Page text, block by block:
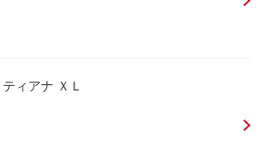
ティアナ ＸＬ